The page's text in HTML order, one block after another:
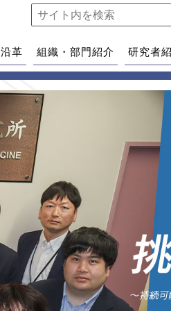
沿革 組織・部門紹介 研究者